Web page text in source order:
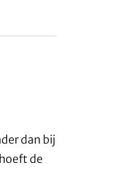
dan bij
de